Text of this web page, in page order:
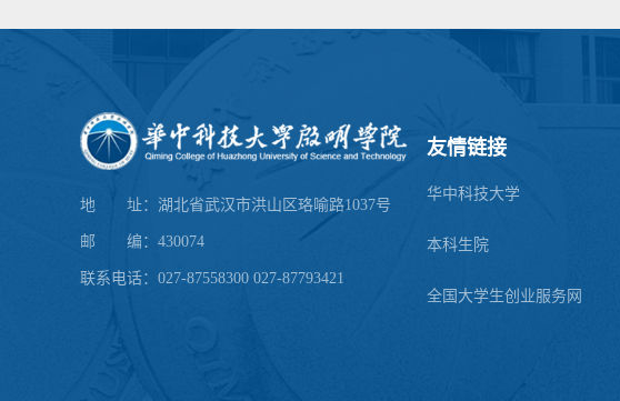
地 址：湖北省武汉市洪山区珞喻路1037号
邮 编：430074
联系电话：027-87558300 027-87793421
友情链接
华中科技大学
本科生院
全国大学生创业服务网